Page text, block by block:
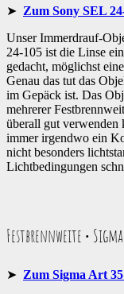
➤ Zum Sony SEL
Unser Immerdrauf-
24-105 ist die Linse
gedacht, möglichst
Genau das tut das
im Gepäck ist. Das
mehrerer
überall gut verwenden
immer irgendwo ein
nicht besonders
Lichtbedingungen
Festbrennweite •
➤ Zum Sigma Art